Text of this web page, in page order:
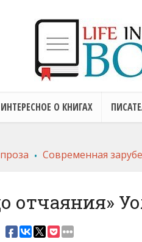
ИНТЕРЕСНОЕ О КНИГАХ
. Современная
отчаяния»